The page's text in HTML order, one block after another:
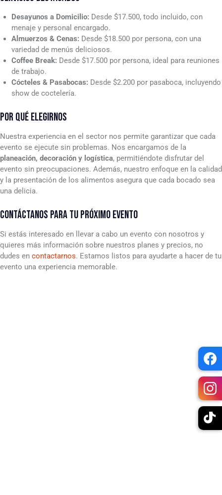
Desayunos a Domicilio: Desde $17.500, todo incluido, con
menaje y personal encargado.
Almuerzos & Cenas: Desde $18.500 por persona, con una
variedad de menús deliciosos.
Coffee Break: Desde $17.500 por persona, ideal para reuniones
de trabajo.
Cócteles & Pasabocas: Desde $2.200 por pasaboca, incluyendo
show de coctelería.
POR QUÉ ELEGIRNOS
Nuestra experiencia en el sector nos permite garantizar que cada
evento se ejecute sin problemas. Nos encargamos de la
planeación, decoración y logística, permitiéndote disfrutar del
evento sin preocupaciones. Además, nuestro enfoque en la calidad
y la presentación de los alimentos asegura que cada bocado sea
una delicia.
CONTÁCTANOS PARA TU PRÓXIMO EVENTO
Si estás interesado en llevar a cabo un evento con nosotros y
quieres más información sobre nuestros planes y precios, no
dudes en contactarnos. Estamos listos para ayudarte a hacer de tu
evento una experiencia memorable.